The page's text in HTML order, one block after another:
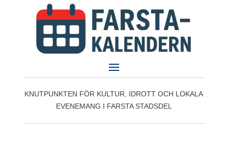
KNUTPUNKTEN FÖR KULTUR, IDROTT OCH LOKALA
EVENEMANG I FARSTA STADSDEL